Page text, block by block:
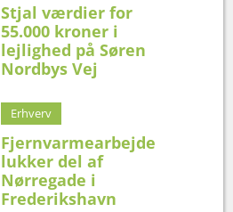
Stjal værdier for
55.000 kroner i
lejlighed på Søren
Nordbys Vej
Erhverv
Fjernvarmearbejde
lukker del af
Nørregade i
Frederikshavn